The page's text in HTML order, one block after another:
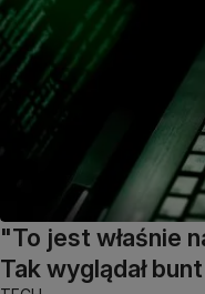
"To jest właśnie
Tak wyglądał